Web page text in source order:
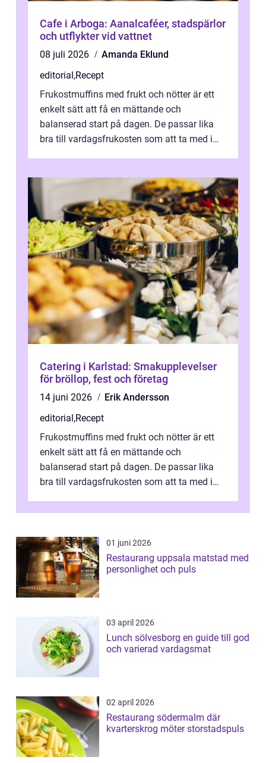
Cafe i Arboga: Aanalcaféer, stadspärlor
och utflykter vid vattnet
08 juli 2026
Amanda Eklund
editorial,Recept
Frukostmuffins med frukt och nötter är ett
enkelt sätt att få en mättande och
balanserad start på dagen. De passar lika
bra till vardagsfrukosten som att ta med i
Catering i Karlstad: Smakupplevelser
för bröllop, fest och företag
14 juni 2026
Erik Andersson
editorial,Recept
Frukostmuffins med frukt och nötter är ett
enkelt sätt att få en mättande och
balanserad start på dagen. De passar lika
bra till vardagsfrukosten som att ta med i
01 juni 2026
Restaurang uppsala matstad med
personlighet och puls
03 april 2026
Lunch sölvesborg en guide till god
och varierad vardagsmat
02 april 2026
Restaurang södermalm där
kvarterskrog möter storstadspuls